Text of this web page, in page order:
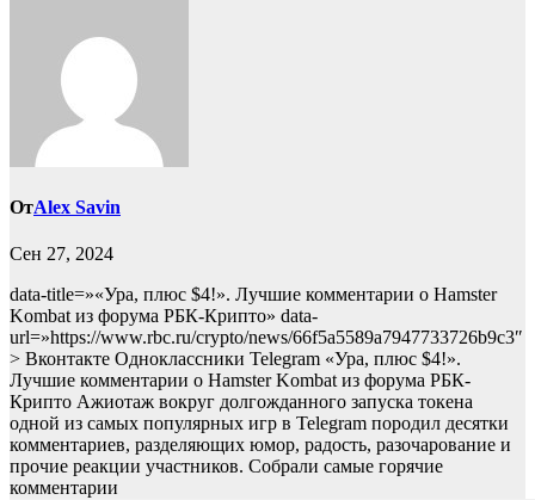
ОтAlex Savin
Сен 27, 2024
data-title=»«Ура, плюс $4!». Лучшие комментарии о Hamster
Kombat из форума РБК-Крипто» data-
url=»https://www.rbc.ru/crypto/news/66f5a5589a7947733726b9c3″
> Вконтакте Одноклассники Telegram «Ура, плюс $4!».
Лучшие комментарии о Hamster Kombat из форума РБК-
Крипто Ажиотаж вокруг долгожданного запуска токена
одной из самых популярных игр в Telegram породил десятки
комментариев, разделяющих юмор, радость, разочарование и
прочие реакции участников. Собрали самые горячие
комментарии